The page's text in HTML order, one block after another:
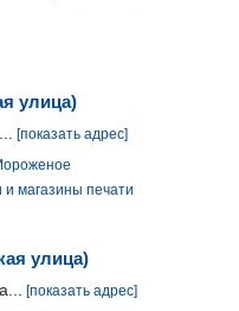
улица)
[показать адрес]
и магазины печати
улица)
[показать адрес]